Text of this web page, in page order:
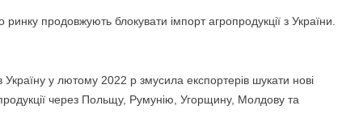
ринку продовжують блокувати імпортагропродукції з України.
у лютому 2022 р змусила експортерів шукати нові
через Польщу, Румунію, Угорщину, Молдову та